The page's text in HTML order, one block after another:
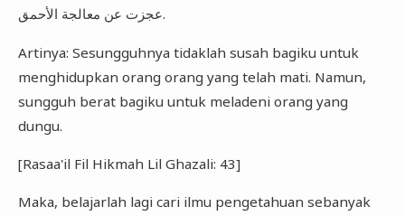
عجزت عن معالجة الأحمق.
Artinya: Sesungguhnya tidaklah susah bagiku untuk
menghidupkan orang orang yang telah mati. Namun,
sungguh berat bagiku untuk meladeni orang yang
dungu.
[Rasaa'il Fil Hikmah Lil Ghazali: 43]
Maka, belajarlah lagi cari ilmu pengetahuan sebanyak